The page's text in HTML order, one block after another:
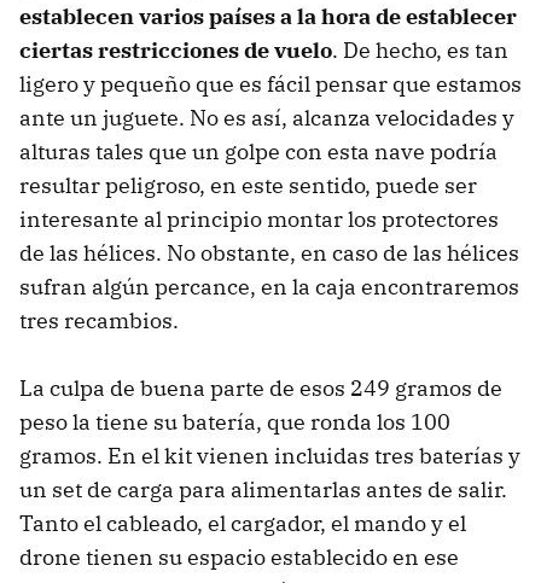
establecen varios países a la hora de establecer
ciertas restricciones de vuelo. De hecho, es tan
ligero y pequeño que es fácil pensar que estamos
ante un juguete. No es así, alcanza velocidades y
alturas tales que un golpe con esta nave podría
resultar peligroso, en este sentido, puede ser
interesante al principio montar los protectores
de las hélices. No obstante, en caso de las hélices
sufran algún percance, en la caja encontraremos
tres recambios.
La culpa de buena parte de esos 249 gramos de
peso la tiene su batería, que ronda los 100
gramos. En el kit vienen incluidas tres baterías y
un set de carga para alimentarlas antes de salir.
Tanto el cableado, el cargador, el mando y el
drone tienen su espacio establecido en ese